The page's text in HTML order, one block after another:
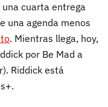
cuarta entrega
una agenda menos
. Mientras llega, hoy,
por Be Mad a
Riddick está